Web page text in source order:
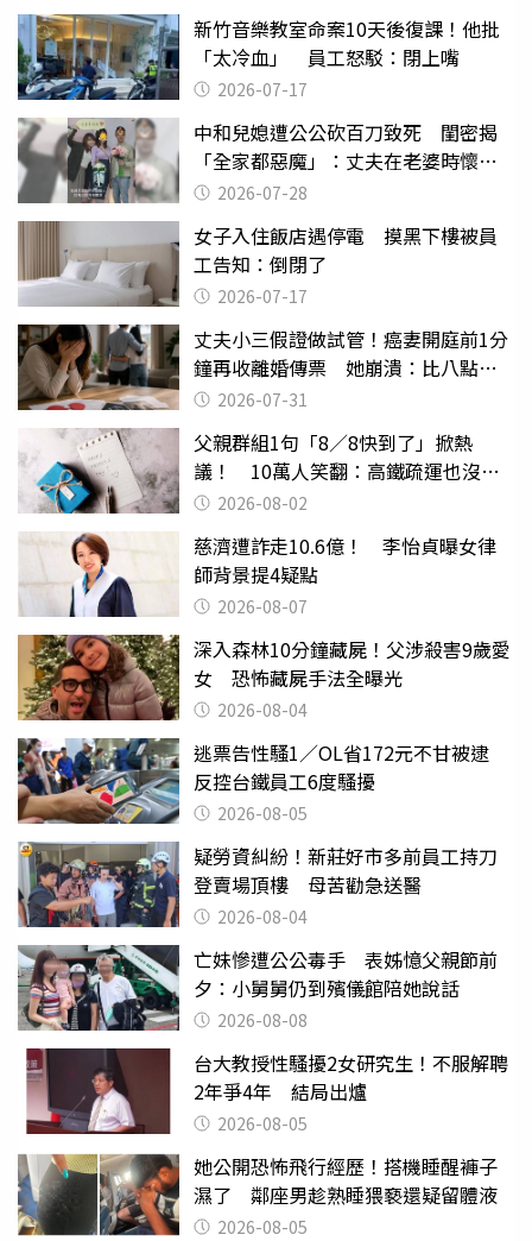
新竹音樂教室命案10天後復課！他批
「太冷血」 員工怒駁：閉上嘴
2026-07-17
中和兒媳遭公公砍百刀致死 閨密揭
「全家都惡魔」：丈夫在老婆時懷孕
摔東西
2026-07-28
女子入住飯店遇停電 摸黑下樓被員
工告知：倒閉了
2026-07-17
丈夫小三假證做試管！癌妻開庭前1分
鐘再收離婚傳票 她崩潰：比八點檔
還扯2026-07-31
父親群組1句「8／8快到了」掀熱
議！ 10萬人笑翻：高鐵疏運也沒列
父親節
2026-08-02
慈濟遭詐走10.6億！ 李怡貞曝女律
師背景提4疑點
2026-08-07
深入森林10分鐘藏屍！父涉殺害9歲愛
女 恐怖藏屍手法全曝光
2026-08-04
逃票告性騷1／OL省172元不甘被逮
反控台鐵員工6度騷擾
2026-08-05
疑勞資糾紛！新莊好市多前員工持刀
登賣場頂樓 母苦勸急送醫
2026-08-04
亡妹慘遭公公毒手 表姊憶父親節前
夕：小舅舅仍到殯儀館陪她說話
2026-08-08
台大教授性騷擾2女研究生！不服解聘
2年爭4年 結局出爐
2026-08-05
她公開恐怖飛行經歷！搭機睡醒褲子
濕了 鄰座男趁熟睡猥褻還疑留體液
2026-08-05